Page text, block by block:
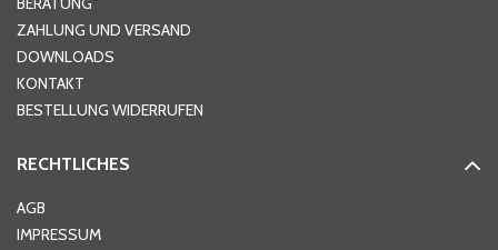
Ort*
ZAHLUNG UND VERSAND
DOWNLOADS
KONTAKT
BESTELLUNG WIDERRUFEN
RECHTLICHES
AGB
IMPRESSUM